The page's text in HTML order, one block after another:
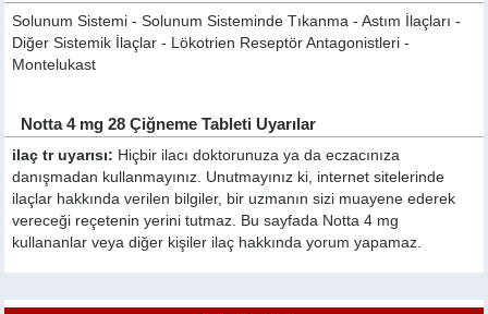
Solunum Sistemi - Solunum Sisteminde Tıkanma - Astım İlaçları -
Diğer Sistemik İlaçlar - Lökotrien Reseptör Antagonistleri -
Montelukast
Notta 4 mg 28 Çiğneme Tableti Uyarılar
ilaç tr uyarısı: Hiçbir ilacı doktorunuza ya da eczacınıza
danışmadan kullanmayınız. Unutmayınız ki, internet sitelerinde
ilaçlar hakkında verilen bilgiler, bir uzmanın sizi muayene ederek
vereceği reçetenin yerini tutmaz. Bu sayfada Notta 4 mg
kullananlar veya diğer kişiler ilaç hakkında yorum yapamaz.